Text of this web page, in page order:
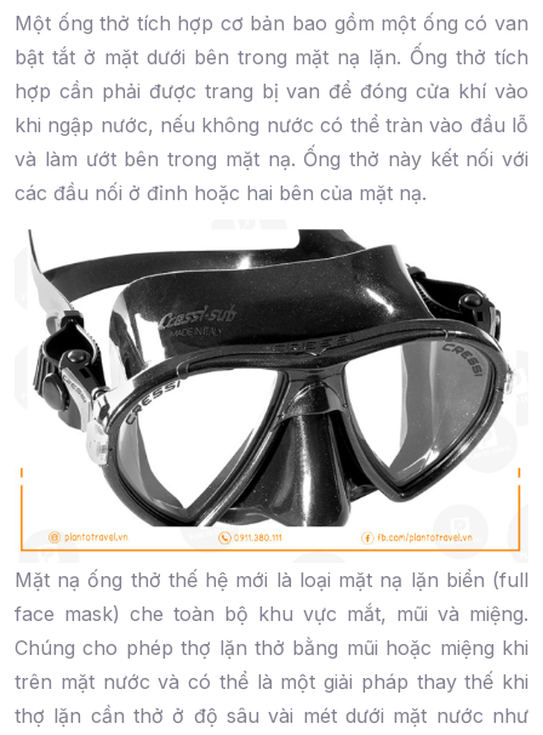
Một ống thở tích hợp cơ bản bao gồm một ống có van
bật tắt ở mặt dưới bên trong mặt nạ lặn. Ống thở tích
hợp cần phải được trang bị van để đóng cửa khí vào
khi ngập nước, nếu không nước có thể tràn vào đầu lỗ
và làm ướt bên trong mặt nạ. Ống thở này kết nối với
các đầu nối ở đỉnh hoặc hai bên của mặt nạ.
Mặt nạ ống thở thế hệ mới là loại mặt nạ lặn biển (full
face mask) che toàn bộ khu vực mắt, mũi và miệng.
Chúng cho phép thợ lặn thở bằng mũi hoặc miệng khi
trên mặt nước và có thể là một giải pháp thay thế khi
thợ lặn cần thở ở độ sâu vài mét dưới mặt nước như